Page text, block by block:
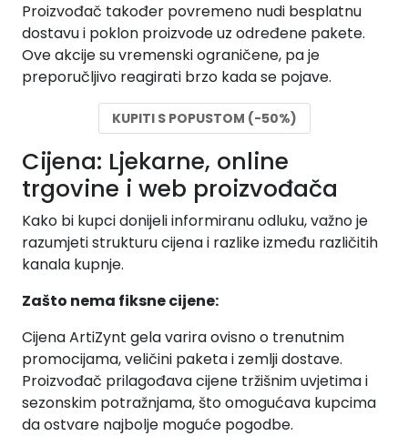
Proizvođač također povremeno nudi besplatnu
dostavu i poklon proizvode uz određene pakete.
Ove akcije su vremenski ograničene, pa je
preporučljivo reagirati brzo kada se pojave.
KUPITI S POPUSTOM (-50%)
Cijena: Ljekarne, online
trgovine i web proizvođača
Kako bi kupci donijeli informiranu odluku, važno je
razumjeti strukturu cijena i razlike između različitih
kanala kupnje.
Zašto nema fiksne cijene:
Cijena ArtiZynt gela varira ovisno o trenutnim
promocijama, veličini paketa i zemlji dostave.
Proizvođač prilagođava cijene tržišnim uvjetima i
sezonskim potražnjama, što omogućava kupcima
da ostvare najbolje moguće pogodbe.